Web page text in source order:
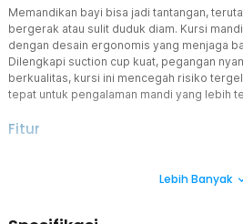
Memandikan bayi bisa jadi tantangan,
bergerak atau sulit duduk diam. Kursi
dengan desain ergonomis yang menjaga
Dilengkapi suction cup kuat, pegangan
berkualitas, kursi ini mencegah risiko
tepat untuk pengalaman mandi yang lebih
Fitur
Dilengkapi suction cup yang menempel
Lebih Banyak